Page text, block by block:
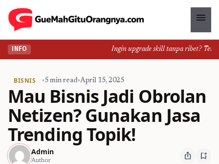
menu
INFO Ingin upgrade skill tanpa ribet?
BISNIS •5 min read•April 15, 2025
Mau Bisnis Jadi Obrolan
Netizen? Gunakan Jasa
Trending Topik!
Admin
Author ios_share bookmark_add